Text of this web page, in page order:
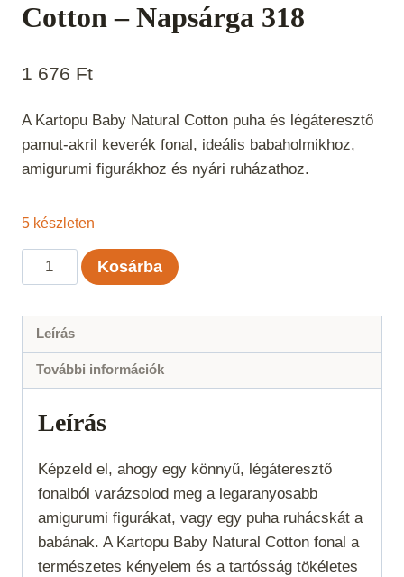
Cotton – Napsárga 318
1 676 Ft
A Kartopu Baby Natural Cotton puha és légáteresztő
pamut-akril keverék fonal, ideális babaholmikhoz,
amigurumi figurákhoz és nyári ruházathoz.
5 készleten
Kartopu
Baby
Cotton
-
mennyiség
Kosárba
Leírás
További információk
Leírás
Képzeld el, ahogy egy könnyű, légáteresztő
fonalból varázsolod meg a legaranyosabb
amigurumi figurákat, vagy egy puha ruhácskát a
babának. A Kartopu Baby Natural Cotton fonal a
természetes kényelem és a tartósság tökéletes